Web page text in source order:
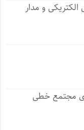
و مدار
مجتمع خطی